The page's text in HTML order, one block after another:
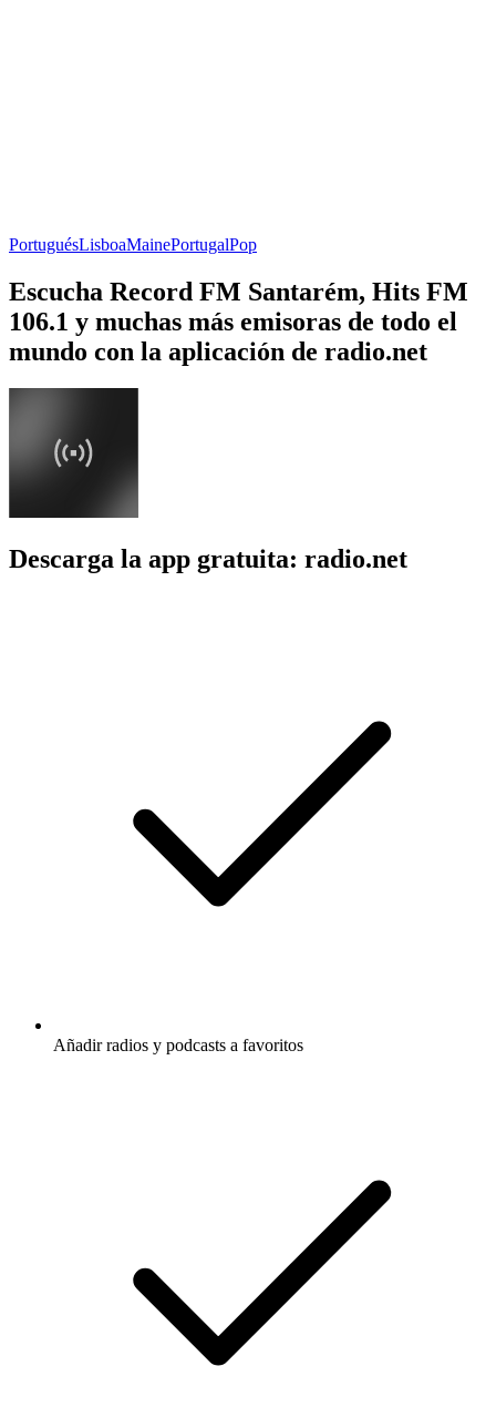
PortuguésLisboaMainePortugalPop
Escucha Record FM Santarém, Hits FM
106.1 y muchas más emisoras de todo el
mundo con la aplicación de radio.net
Descarga la app gratuita: radio.net
Añadir radios y podcasts a favoritos